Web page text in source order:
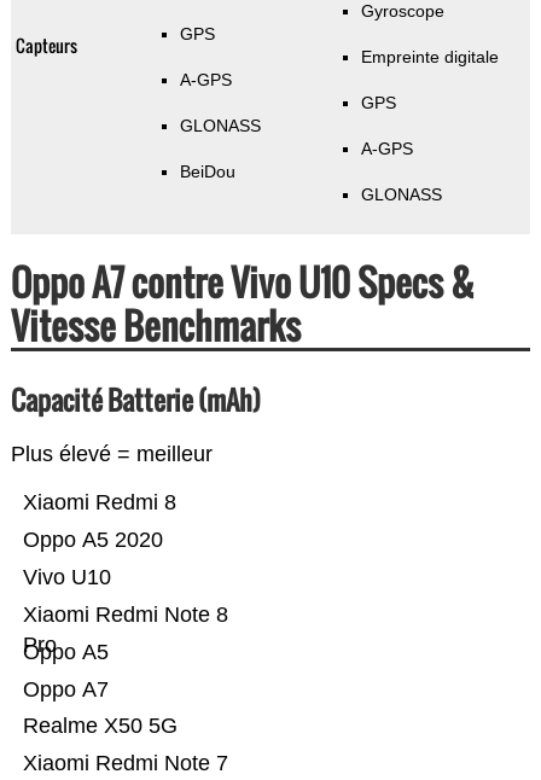
Capteurs GPS
A-GPS
GLONASS
BeiDou
Gyroscope
Empreinte digitale
GPS
A-GPS
GLONASS
Oppo A7 contre Vivo U10 Specs &
Vitesse Benchmarks
Capacité Batterie (mAh)
Plus élevé = meilleur
Xiaomi Redmi Note 7
Realme X50 5G
Oppo A7
Oppo A5
Xiaomi Redmi Note 8
Pro
Vivo U10
Oppo A5 2020
Xiaomi Redmi 8